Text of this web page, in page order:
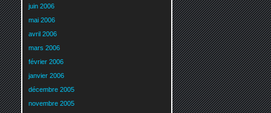
juin 2006
mai 2006
avril 2006
mars 2006
février 2006
janvier 2006
décembre 2005
novembre 2005